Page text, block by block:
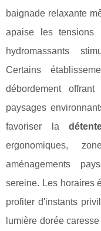
baignade relaxante
apaise les tensions
hydromassants
Certains
débordement
paysages
favoriser la
ergonomiques,
aménagements
sereine. Les horaires
profiter d'instants
lumière dorée